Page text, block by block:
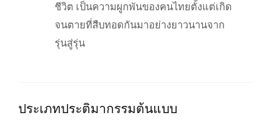
ชีวิต เป็นความผูกพันของคนไทยตั้งแต่เกิด
จนตายที่สืบทอดกันมาอย่างยาวนานจาก
รุ่นสู่รุ่น
ประเภทประติมากรรมต้นแบบ